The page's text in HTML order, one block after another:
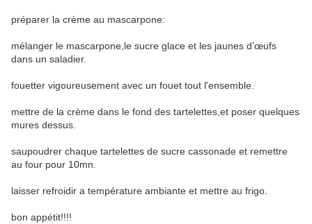
préparer la crème au mascarpone:
mélanger le mascarpone,le sucre glace et les jaunes d’œufs
dans un saladier.
fouetter vigoureusement avec un fouet tout l'ensemble.
mettre de la crème dans le fond des tartelettes,et poser quelques
mures dessus.
saupoudrer chaque tartelettes de sucre cassonade et remettre
au four pour 10mn.
laisser refroidir a température ambiante et mettre au frigo.
bon appétit!!!!